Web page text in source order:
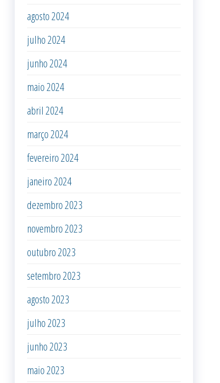
agosto 2024
julho 2024
junho 2024
maio 2024
abril 2024
março 2024
fevereiro 2024
janeiro 2024
dezembro 2023
novembro 2023
outubro 2023
setembro 2023
agosto 2023
julho 2023
junho 2023
maio 2023